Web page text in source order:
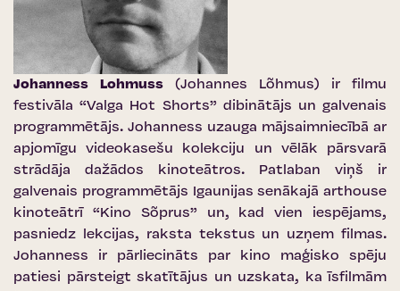
Johanness Lohmuss (Johannes Lõhmus) ir filmu
festivāla “Valga Hot Shorts” dibinātājs un galvenais
programmētājs. Johanness uzauga mājsaimniecībā ar
apjomīgu videokasešu kolekciju un vēlāk pārsvarā
strādāja dažādos kinoteātros. Patlaban viņš ir
galvenais programmētājs Igaunijas senākajā arthouse
kinoteātrī “Kino Sõprus” un, kad vien iespējams,
pasniedz lekcijas, raksta tekstus un uzņem filmas.
Johanness ir pārliecināts par kino maģisko spēju
patiesi pārsteigt skatītājus un uzskata, ka īsfilmām